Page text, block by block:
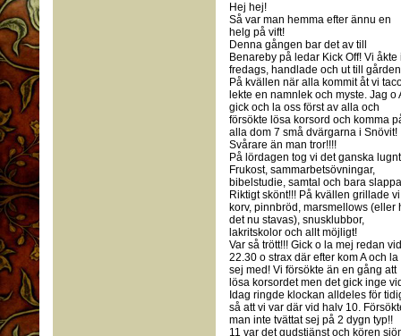
Hej hej!
Så var man hemma efter ännu en
helg på vift!
Denna gången bar det av till
Benareby på ledar Kick Off! Vi åkte
fredags, handlade och ut till
På kvällen när alla kommit åt vi
lekte en namnlek och myste. Jag o
gick och la oss först av alla och
försökte lösa korsord och komma
alla dom 7 små dvärgarna i Snövit!
Svårare än man tror!!!!
På lördagen tog vi det ganska
Frukost, sammarbetsövningar,
bibelstudie, samtal och bara
Riktigt skönt!!! På kvällen grillade vi
korv, pinnbröd, marsmellows (eller
det nu stavas), snusklubbor,
lakritskolor och allt möjligt!
Var så trött!!! Gick o la mej redan vid
22.30 o strax där efter kom A och la
sej med! Vi försökte än en gång att
lösa korsordet men det gick inge
Idag ringde klockan alldeles för
så att vi var där vid halv 10.
man inte tvättat sej på 2 dygn typ!!
11 var det gudstjänst och kören